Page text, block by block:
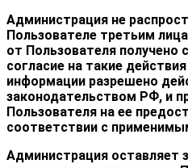
Администрация не
Пользователе третьим
от Пользователя
согласие на такие
информации разрешено
законодательством РФ, и
Пользователя на ее
соответствии с
Администрация оставляет